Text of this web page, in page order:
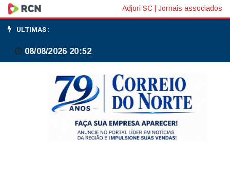
Acelen
eleva
gasolina
Petrobras
Adjori SC Jornais associados
ULTIMAS :
08/08/2026 20:52